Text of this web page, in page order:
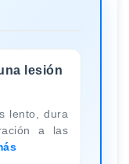
lesión
lento, dura
a las